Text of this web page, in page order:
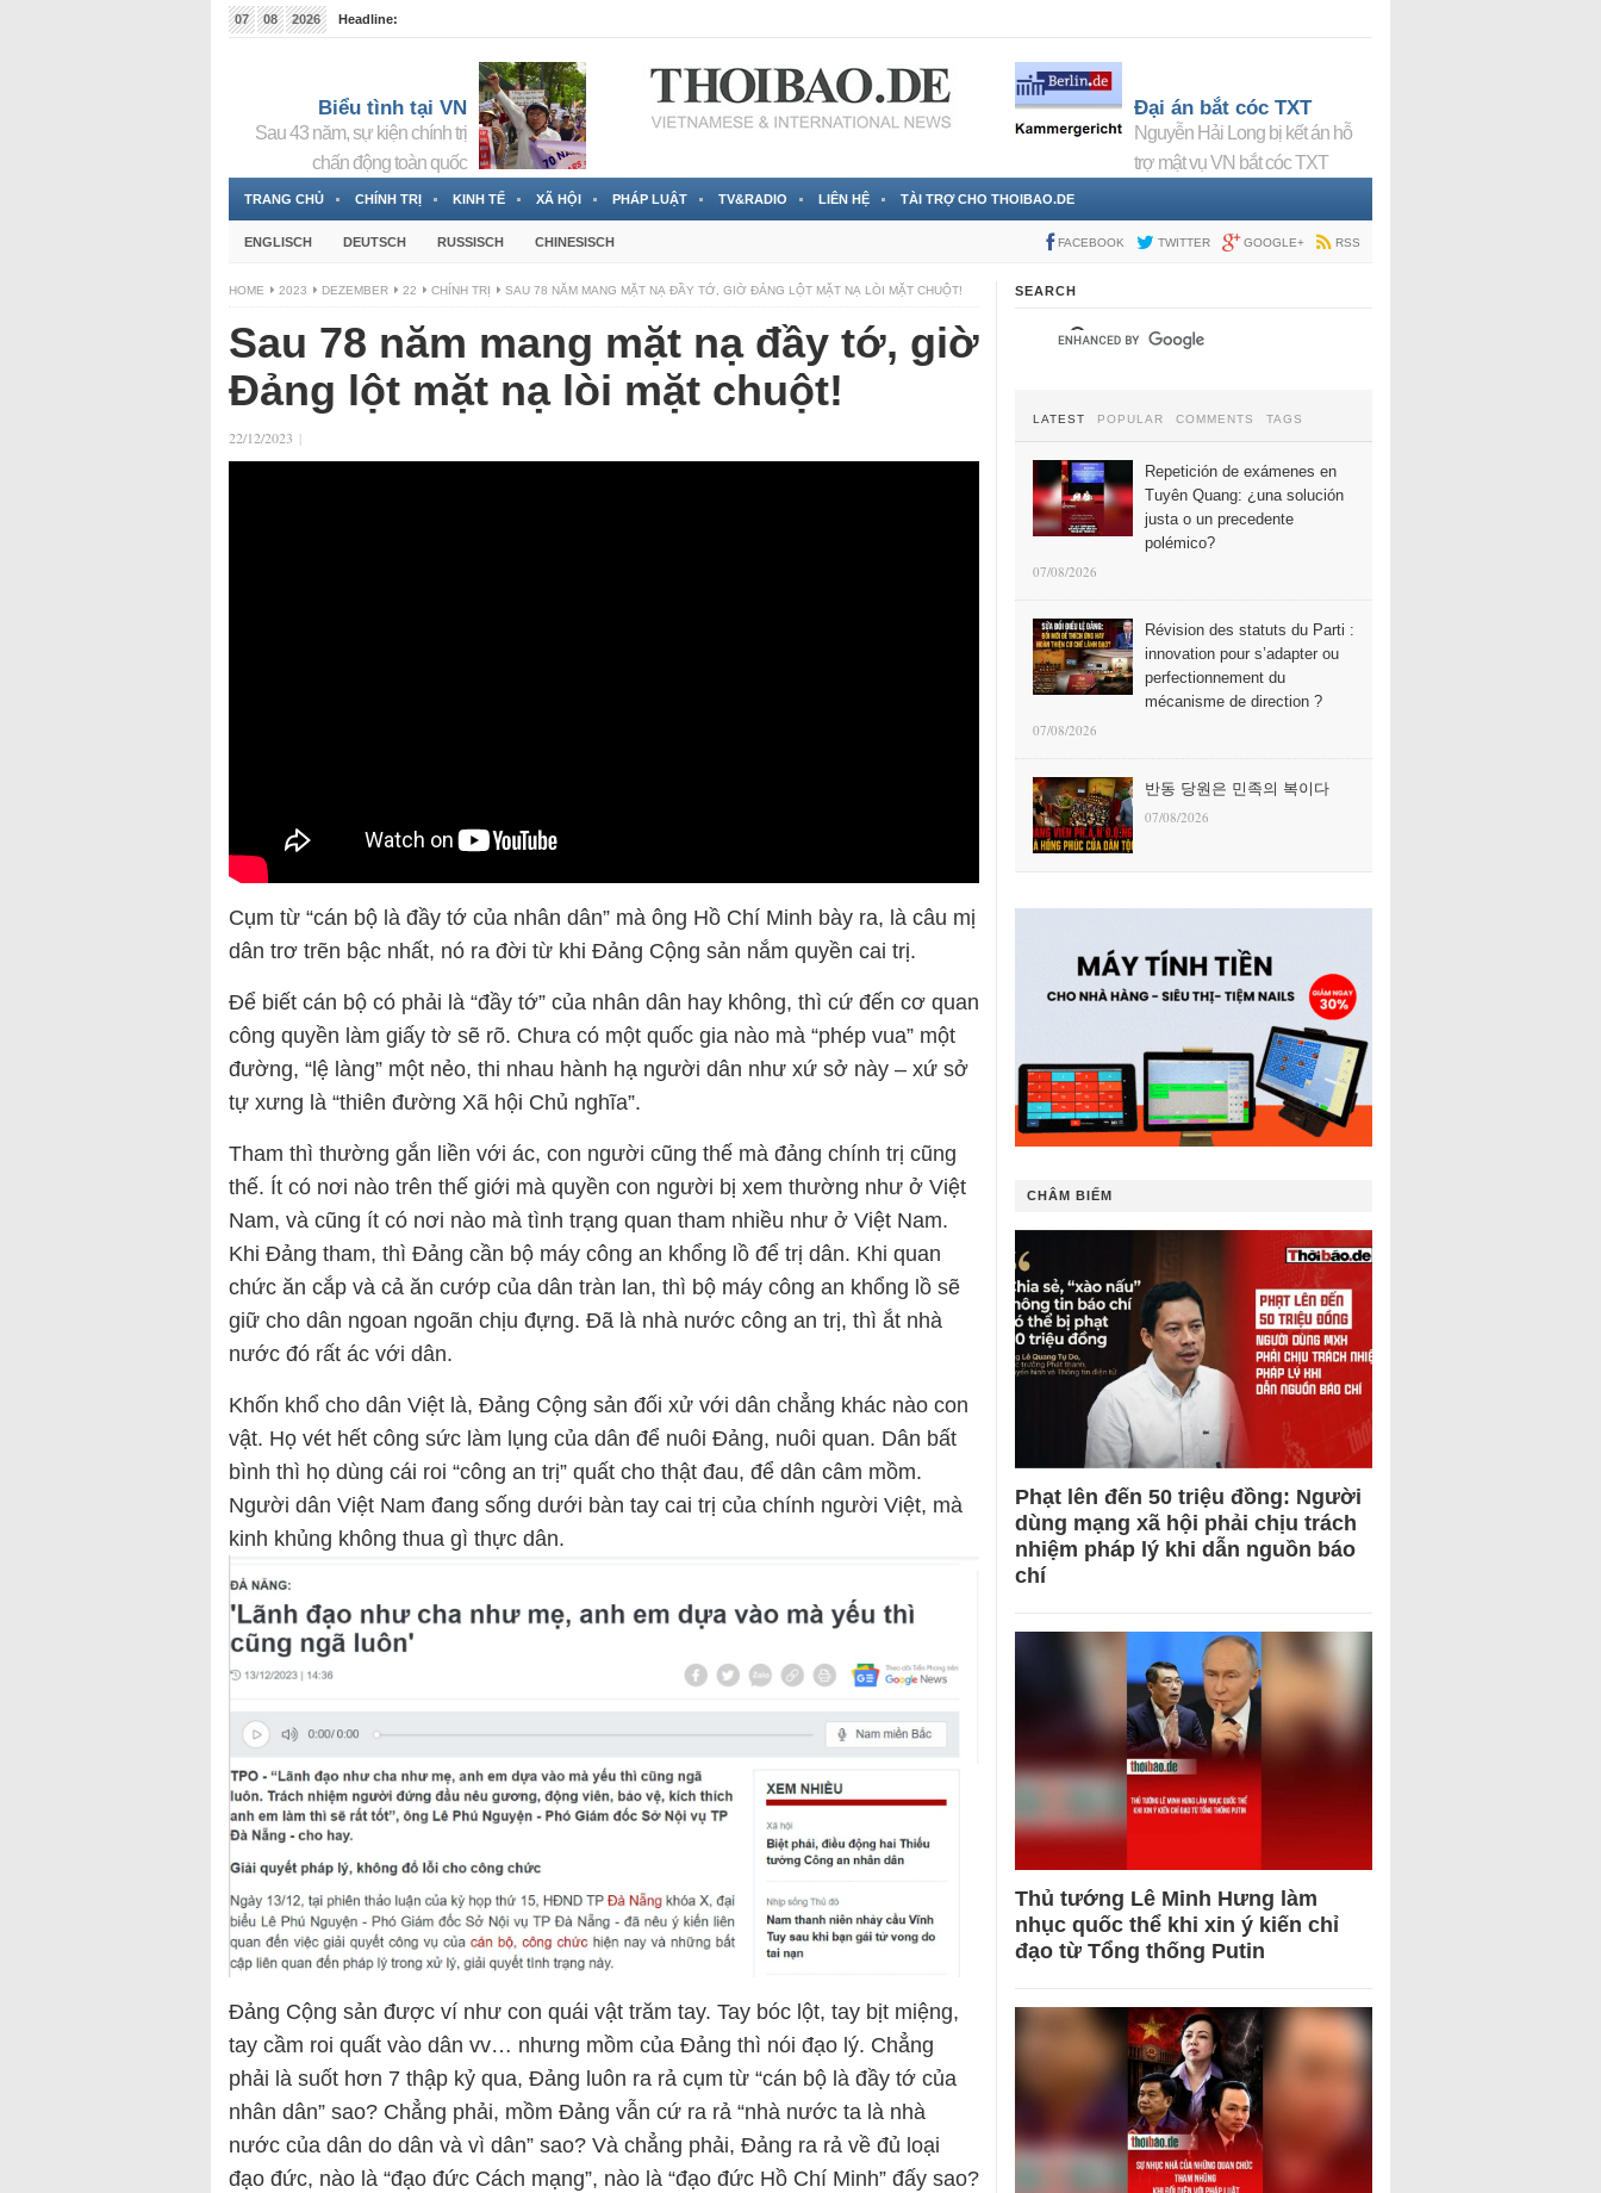
07 08 2026
Headline:
Biểu tình tại VN
Sau 43 năm, sự kiện chính trị
chấn động toàn quốc
Đại án bắt cóc TXT
Nguyễn Hải Long bị kết án hỗ
trợ mật vụ VN bắt cóc TXT
TRANG CHỦ CHÍNH TRỊ KINH TẾ XÃ HỘI PHÁP LUẬT TV&RADIO LIÊN HỆ TÀI TRỢ CHO THOIBAO.DE
ENGLISCH DEUTSCH RUSSISCH CHINESISCH FACEBOOK TWITTER GOOGLE+ RSS
HOME 2023 DEZEMBER 22 CHÍNH TRỊ SAU 78 NĂM MANG MẶT NẠ ĐẦY TỚ, GIỜ ĐẢNG LỘT MẶT NẠ LÒI MẶT CHUỘT!
Sau 78 năm mang mặt nạ đầy tớ, giờ
Đảng lột mặt nạ lòi mặt chuột!
22/12/2023 |
Cụm từ “cán bộ là đầy tớ của nhân dân” mà ông Hồ Chí Minh bày ra, là câu mị
dân trơ trẽn bậc nhất, nó ra đời từ khi Đảng Cộng sản nắm quyền cai trị.
Để biết cán bộ có phải là “đầy tớ” của nhân dân hay không, thì cứ đến cơ quan
công quyền làm giấy tờ sẽ rõ. Chưa có một quốc gia nào mà “phép vua” một
đường, “lệ làng” một nẻo, thi nhau hành hạ người dân như xứ sở này – xứ sở
tự xưng là “thiên đường Xã hội Chủ nghĩa”.
Tham thì thường gắn liền với ác, con người cũng thế mà đảng chính trị cũng
thế. Ít có nơi nào trên thế giới mà quyền con người bị xem thường như ở Việt
Nam, và cũng ít có nơi nào mà tình trạng quan tham nhiều như ở Việt Nam.
Khi Đảng tham, thì Đảng cần bộ máy công an khổng lồ để trị dân. Khi quan
chức ăn cắp và cả ăn cướp của dân tràn lan, thì bộ máy công an khổng lồ sẽ
giữ cho dân ngoan ngoãn chịu đựng. Đã là nhà nước công an trị, thì ắt nhà
nước đó rất ác với dân.
Khốn khổ cho dân Việt là, Đảng Cộng sản đối xử với dân chẳng khác nào con
vật. Họ vét hết công sức làm lụng của dân để nuôi Đảng, nuôi quan. Dân bất
bình thì họ dùng cái roi “công an trị” quất cho thật đau, để dân câm mồm.
Người dân Việt Nam đang sống dưới bàn tay cai trị của chính người Việt, mà
kinh khủng không thua gì thực dân.
Đảng Cộng sản được ví như con quái vật trăm tay. Tay bóc lột, tay bịt miệng,
tay cầm roi quất vào dân vv… nhưng mồm của Đảng thì nói đạo lý. Chẳng
phải là suốt hơn 7 thập kỷ qua, Đảng luôn ra rả cụm từ “cán bộ là đầy tớ của
nhân dân” sao? Chẳng phải, mồm Đảng vẫn cứ ra rả “nhà nước ta là nhà
nước của dân do dân và vì dân” sao? Và chẳng phải, Đảng ra rả về đủ loại
đạo đức, nào là “đạo đức Cách mạng”, nào là “đạo đức Hồ Chí Minh” đấy sao?
SEARCH
LATEST POPULAR COMMENTS TAGS
Repetición de exámenes en
Tuyên Quang: ¿una solución
justa o un precedente
polémico?
07/08/2026
Révision des statuts du Parti :
innovation pour s’adapter ou
perfectionnement du
mécanisme de direction ?
07/08/2026
반동 당원은 민족의 복이다
07/08/2026
CHÂM BIẾM
Phạt lên đến 50 triệu đồng: Người
dùng mạng xã hội phải chịu trách
nhiệm pháp lý khi dẫn nguồn báo
chí
Thủ tướng Lê Minh Hưng làm
nhục quốc thể khi xin ý kiến chỉ
đạo từ Tổng thống Putin